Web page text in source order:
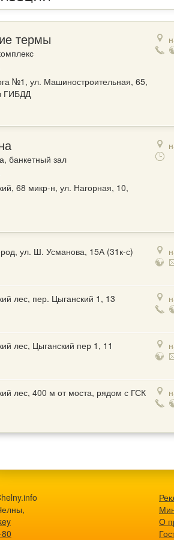
термы
№1, ул. Машиностроительная, 65,
ГИБДД
банкетный зал
68 микр-н, ул. Нагорная, 10,
ул. Ш. Усманова, 15А (31к-с)
лес, пер. Цыганский 1, 13
лес, Цыганский пер 1, 11
лес, 400 м от моста, рядом с ГСК
О